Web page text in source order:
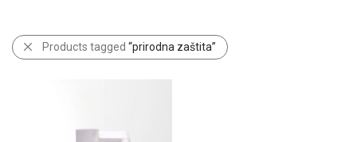
Products tagged “prirodna zaštita”